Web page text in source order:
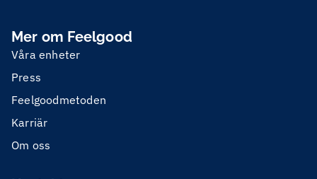
Mer om Feelgood
Våra enheter
Press
Feelgoodmetoden
Karriär
Om oss